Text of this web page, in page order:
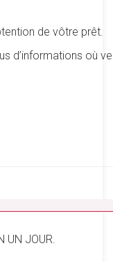
de vôtre prêt.
d’informations où
UN JOUR.